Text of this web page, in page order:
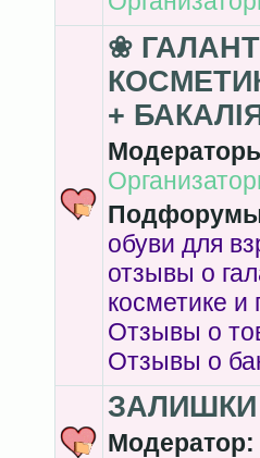
❀
+
обуви для
отзывы о
косметике
Отзывы о
Отзывы о
Модератор: